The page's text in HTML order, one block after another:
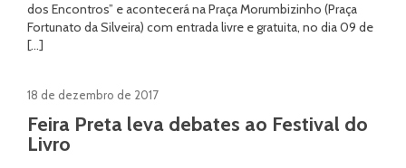
dos Encontros” e acontecerá na Praça Morumbizinho (Praça
Fortunato da Silveira) com entrada livre e gratuita, no dia 09 de
[…]
18 de dezembro de 2017
Feira Preta leva debates ao Festival do
Livro